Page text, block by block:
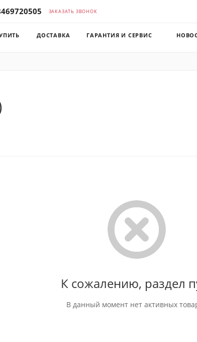
ЗАКАЗАТЬ ЗВОНОК
ДОСТАВКА ГАРАНТИЯ И СЕРВИС
К сожалению, раздел
В данный момент нет активных